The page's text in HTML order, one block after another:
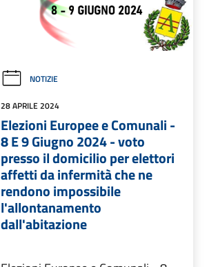
NOTIZIE
28 APRILE 2024
Elezioni Europee e Comunali -
8 E 9 Giugno 2024 - voto
presso il domicilio per elettori
affetti da infermità che ne
rendono impossibile
l'allontanamento
dall'abitazione